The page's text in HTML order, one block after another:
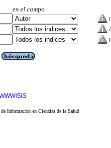
en el campo
Información en Ciencias de la Salud